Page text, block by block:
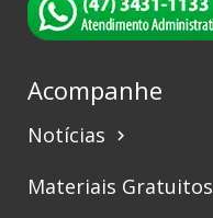
Acompanhe
Notícias keyboard_arrow_right
Materiais Gratuitos